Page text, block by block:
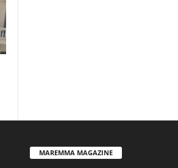
MAREMMA MAGAZINE